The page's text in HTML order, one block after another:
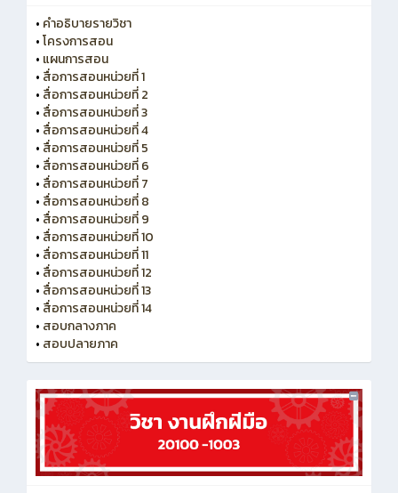
• คำอธิบายรายวิชา
•โครงการสอน
• แผนการสอน
• สื่อการสอนหน่วยที่ 1
• สื่อการสอนหน่วยที่ 2
• สื่อการสอนหน่วยที่ 3
• สื่อการสอนหน่วยที่ 4
• สื่อการสอนหน่วยที่ 5
• สื่อการสอนหน่วยที่ 6
• สื่อการสอนหน่วยที่ 7
• สื่อการสอนหน่วยที่ 8
• สื่อการสอนหน่วยที่ 9
• สื่อการสอนหน่วยที่ 10
• สื่อการสอนหน่วยที่ 11
• สื่อการสอนหน่วยที่ 12
• สื่อการสอนหน่วยที่ 13
• สื่อการสอนหน่วยที่ 14
• สอบกลางภาค
• สอบปลายภาค